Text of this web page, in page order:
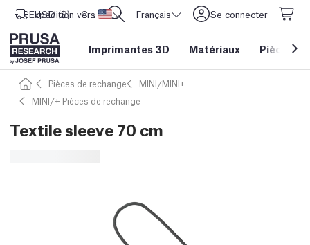
Expédition vers Etats-Unis d'Amérique
USD ($) CORE One L: Maintenant en stock ! Français Se connecter
Imprimantes 3D Matériaux Pièces&
Pièces de rechange
MINI/MINI+
MINI/+ Pièces de rechange
Textile sleeve 70 cm